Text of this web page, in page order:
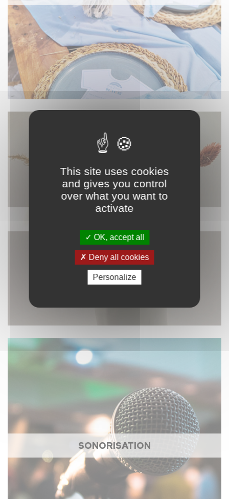
SONORISATION
This site uses cookies
and gives you control
over what you want to
activate
OK, accept all
Deny all cookies
Personalize